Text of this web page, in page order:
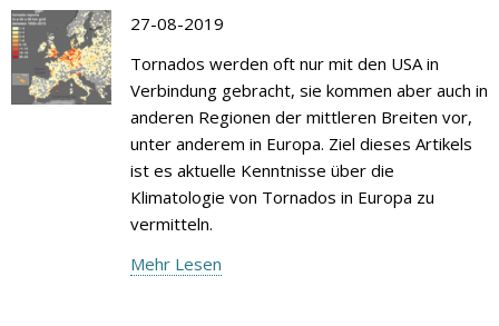
27-08-2019
Tornados werden oft nur mit den USA in
Verbindung gebracht, sie kommen aber auch in
anderen Regionen der mittleren Breiten vor,
unter anderem in Europa. Ziel dieses Artikels
ist es aktuelle Kenntnisse über die
Klimatologie von Tornados in Europa zu
vermitteln.
Mehr Lesen